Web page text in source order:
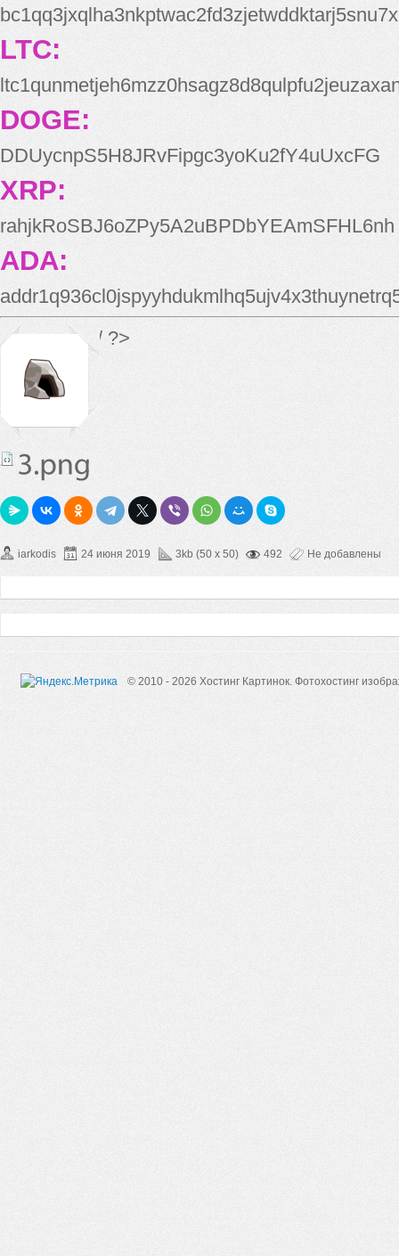
bc1qq3jxqlha3nkptwac2fd3zjetwddktarj5snu7x
LTC:
DOGE:
DDUycnpS5H8JRvFipgc3yoKu2fY4uUxcFG
XRP:
rahjkRoSBJ6oZPy5A2uBPDbYEAmSFHL6nh
ADA:
*/ ?>
iarkodis 24 июня 2019 3kb (50 x 50) 492 Не добавлены
© 2010 - 2026 Хостинг Картинок. Фотохостинг